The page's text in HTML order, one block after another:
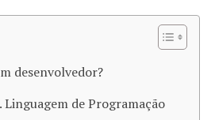
desenvolvedor?
Linguagem de Programação